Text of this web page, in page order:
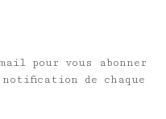
pour vous abonner
de chaque